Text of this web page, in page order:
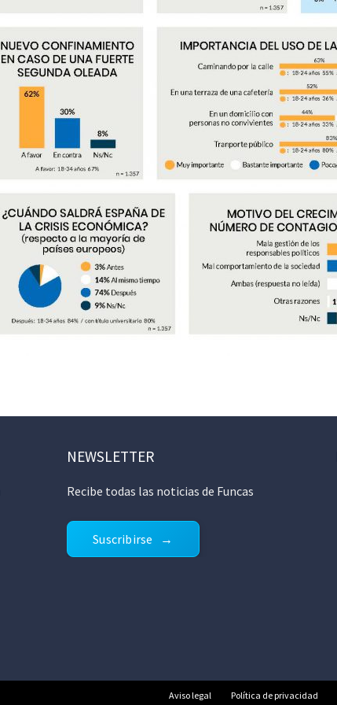
NEWSLETTER
Recibe todas las noticias de Funcas
Suscribirse
Aviso legal Política de privacidad